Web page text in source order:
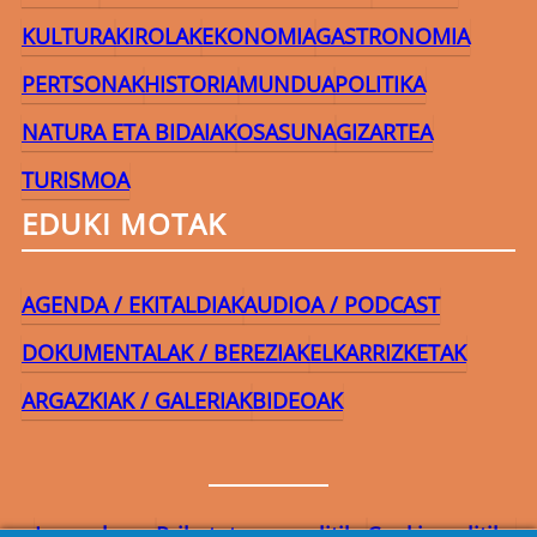
KULTURAKIROLAKEKONOMIAGASTRONOMIA
PERTSONAKHISTORIAMUNDUAPOLITIKA
NATURA ETA BIDAIAKOSASUNAGIZARTEA
TURISMOA
EDUKI MOTAK
AGENDA / EKITALDIAKAUDIOA / PODCAST
DOKUMENTALAK / BEREZIAKELKARRIZKETAK
ARGAZKIAK / GALERIAKBIDEOAK